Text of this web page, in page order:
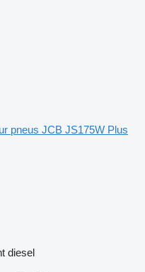
pneus JCB JS175W Plus
diesel